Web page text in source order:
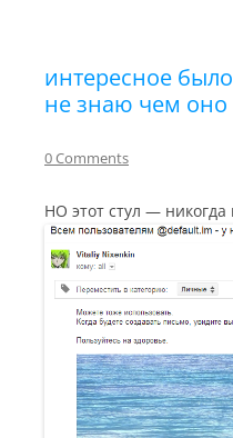
интересное
не знаю чем оно
0 Comments
НО этот стул — никогда